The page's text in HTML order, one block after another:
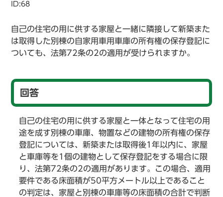
ID:68
自己の住宅の用に供する家屋と一緒に隣接して新築また
は取得した別棟の自家用車用車庫の所有権の保存登記に
ついても、法第72条の2の適用が受けられますか。
回答
自己の住宅の用に供する家屋と一体となって住宅の用
途を成す別棟の車庫、物置などの建物の所有権の保存
登記については、新築または取得後1年以内に、家屋
と車庫等を1個の建物として保存登記をする場合に限
り、法第72条の2の適用があります。この場合、適用
要件である床面積が50平方メートル以上であること
の判定は、家屋と別棟の車庫等の床面積の合計で判断